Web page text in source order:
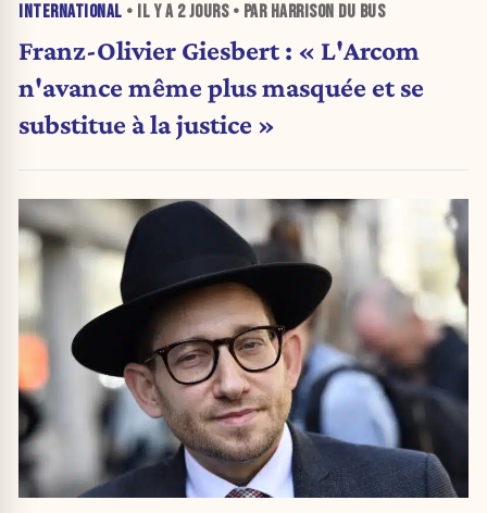
INTERNATIONAL • IL Y A 2 JOURS• PAR HARRISON DU BUS
Franz-Olivier Giesbert : « L'Arcom
n'avance même plus masquée et se
substitue à la justice »